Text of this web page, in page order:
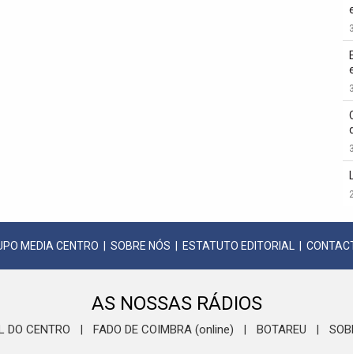
MEDIA CENTRO SOBRE NÓS ESTATUTO EDITORIAL
AS NOSSAS RÁDIOS
DO CENTRO FADO DE COIMBRA (online) BOTAREU